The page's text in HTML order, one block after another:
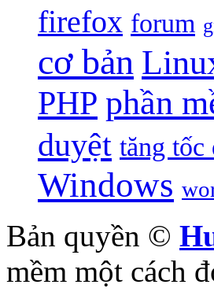
firefox forum
cơ bản
PHP phần
duyệt tăng tốc
Windows
Bản quyền ©
mềm một cách